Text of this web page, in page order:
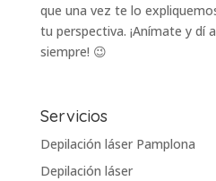
que una vez te lo
tu perspectiva. ¡Anímate y dí
siempre! 😉
Servicios
Depilación láser Pamplona
Depilación láser